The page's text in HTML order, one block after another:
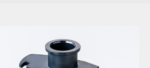
NIXのサスティナ
ビリティ